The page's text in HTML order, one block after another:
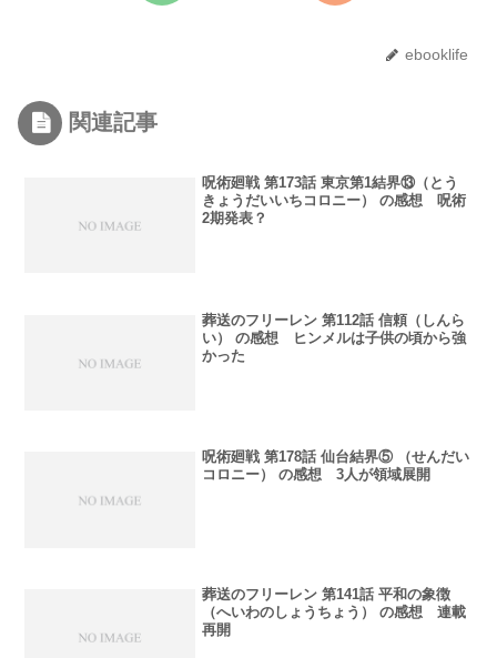
ebooklife
関連記事
呪術廻戦 第173話 東京第1結界⑬（とう
きょうだいいちコロニー） の感想 呪術
2期発表？
葬送のフリーレン 第112話 信頼（しんら
い） の感想 ヒンメルは子供の頃から強
かった
呪術廻戦 第178話 仙台結界⑤ （せんだい
コロニー） の感想 3人が領域展開
葬送のフリーレン 第141話 平和の象徴
（へいわのしょうちょう） の感想 連載
再開